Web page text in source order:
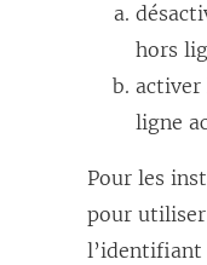
hors
activer
ligne
Pour les
pour utiliser
l’identifiant